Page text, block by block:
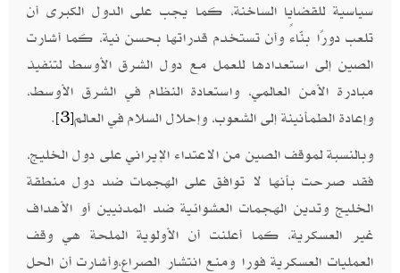
سياسية للقضايا الساخنة، كما يجب على الدول الكبرى أن
تلعب دورًا بنّاءً وأن تستخدم قدراتها بحسن نية، كما أشارت
الصين إلى استعدادها للعمل مع دول الشرق الأوسط لتنفيذ
مبادرة الأمن العالمي، واستعادة النظام في الشرق الأوسط،
وإعادة الطمأنينة إلى الشعوب، وإحلال السلام في العالم[3]
.
وبالنسبة لموقف الصين من الاعتداء الإيراني على دول الخليج،
فقد صرحت بأنها لا توافق على الهجمات ضد دول منطقة
الخليج وتدين الهجمات العشوائية ضد المدنيين أو الأهداف
غير العسكرية، كما أعلنت أن الأولوية الملحة هي وقف
العمليات العسكرية فورا ومنع انتشار الصراع،وأشارت أن الحل